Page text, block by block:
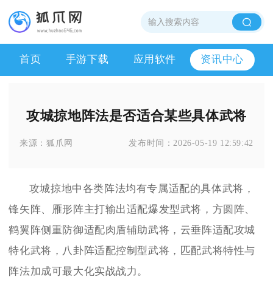
首页 手游下载 应用软件 资讯中心
攻城掠地阵法是否适合某些具体武将
来源：狐爪网 发布时间：2026-05-19 12:59:42
攻城掠地中各类阵法均有专属适配的具体武将，
锋矢阵、雁形阵主打输出适配爆发型武将，方圆阵、
鹤翼阵侧重防御适配肉盾辅助武将，云垂阵适配攻城
特化武将，八卦阵适配控制型武将，匹配武将特性与
阵法加成可最大化实战战力。